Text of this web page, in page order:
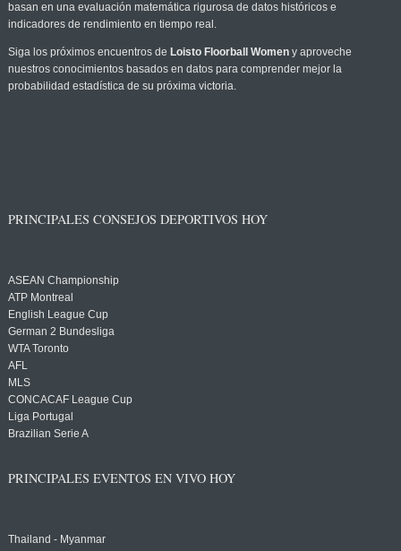
basan en una evaluación matemática rigurosa de datos históricos e
indicadores de rendimiento en tiempo real.
Siga los próximos encuentros de Loisto Floorball Womeny aproveche
nuestros conocimientos basados en datos para comprender mejor la
probabilidad estadística de su próxima victoria.
PRINCIPALES CONSEJOS DEPORTIVOS HOY
ASEAN Championship
ATP Montreal
English League Cup
German 2 Bundesliga
WTA Toronto
AFL
MLS
CONCACAF League Cup
Liga Portugal
Brazilian Serie A
PRINCIPALES EVENTOS EN VIVO HOY
Thailand - Myanmar